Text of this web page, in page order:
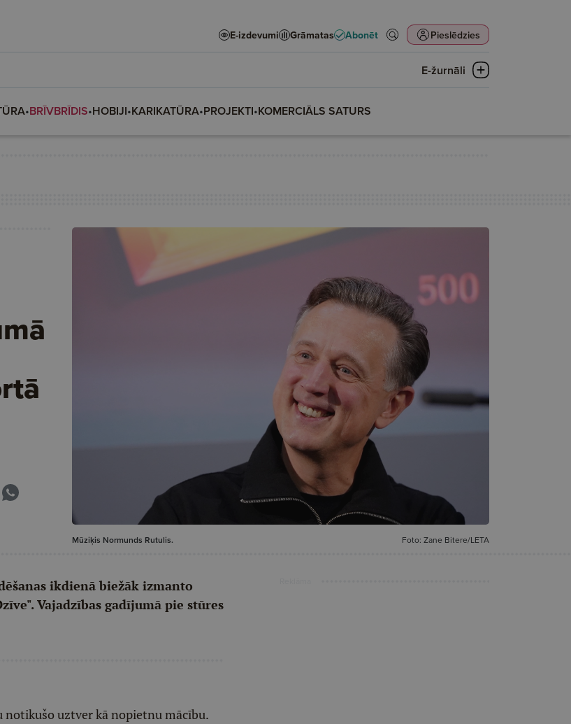
E-izdevumi Grāmatas Abonēt Pieslēdzies
E-žurnāli
•BRĪVBRĪDIS•HOBIJI•KARIKATŪRA•PROJEKTI•KOMERCIĀLS SATURS
Mūziķis Normunds Rutulis. Foto: Zane Bitere/LETA
ikdienā biežāk izmanto
Vajadzības gadījumā pie stūres
notikušo uztver kā nopietnu mācību.